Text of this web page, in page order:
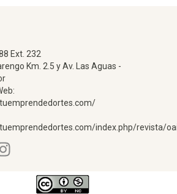
Ext. 232
Km. 2.5 y Av. Las Aguas -
index.php/revista/